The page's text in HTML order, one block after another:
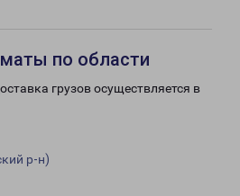
по области
грузов осуществляется в
р-н)